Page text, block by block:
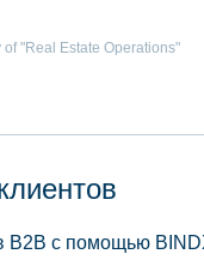
"Real Estate Operations"
B2B с помощью